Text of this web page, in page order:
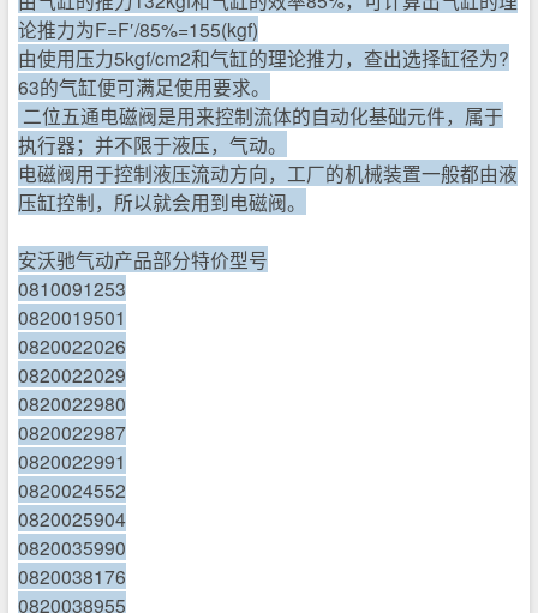
论推力为F=F′/85%=155(kgf)
由使用压力5kgf/cm2和气缸的理论推力，查出选择缸径为?
63的气缸便可满足使用要求。
二位五通电磁阀是用来控制流体的自动化基础元件，属于
执行器；并不限于液压，气动。
电磁阀用于控制液压流动方向，工厂的机械装置一般都由液
压缸控制，所以就会用到电磁阀。
安沃驰气动产品部分特价型号
0810091253
0820019501
0820022026
0820022029
0820022980
0820022987
0820022991
0820024552
0820025904
0820035990
0820038176
0820038955